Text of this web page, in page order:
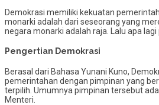
Demokrasi memiliki kekuatan
monarki adalah dari seseorang yang
negara monarki adalah raja. Lalu apa
Pengertian Demokrasi
Berasal dari Bahasa Yunani Kuno,
pemerintahan dengan pimpinan yang
terpilih. Umumnya pimpinan tersebut
Menteri.